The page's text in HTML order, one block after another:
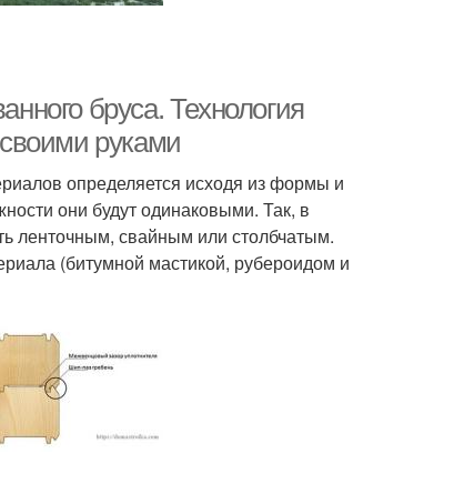
бруса. Технология
руками
определяется исходя из формы и
они будут одинаковыми. Так, в
ленточным, свайным или столбчатым.
(битумной мастикой, рубероидом и